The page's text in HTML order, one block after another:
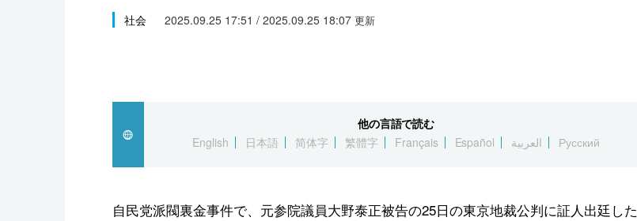
文化
スポーツ・東京2020
社会 2025.09.25 17:51 / 2025.09.25 18:07 更新
他の言語で読む
English
日本語 简体字 繁體字 Français Español العربية Русский
自民党派閥裏金事件で、元参院議員大野泰正被告の25日の東京地裁公判に証人出廷した